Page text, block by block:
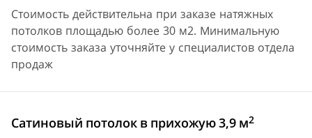
Стоимость действительна при заказе натяжных
потолков площадью более 30 м2. Минимальную
стоимость заказа уточняйте у специалистов отдела
продаж
Сатиновый потолок в прихожую 3,9 м2